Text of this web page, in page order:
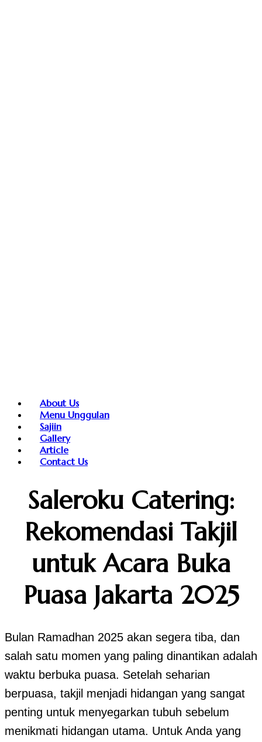
About Us
Menu Unggulan
Sajiin
Gallery
Article
Contact Us
Saleroku Catering:
Rekomendasi Takjil
untuk Acara Buka
Puasa Jakarta 2025
Bulan Ramadhan 2025 akan segera tiba, dan
salah satu momen yang paling dinantikan adalah
waktu berbuka puasa. Setelah seharian
berpuasa, takjil menjadi hidangan yang sangat
penting untuk menyegarkan tubuh sebelum
menikmati hidangan utama. Untuk Anda yang